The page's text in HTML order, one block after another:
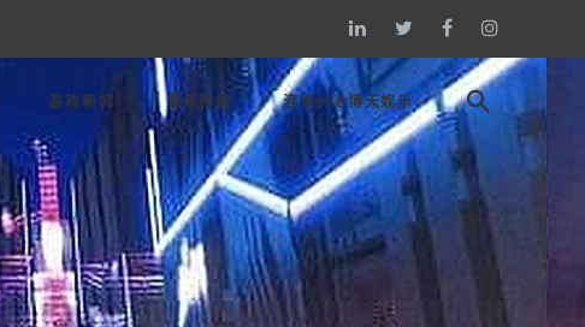
游戏新闻 服务种类 咨询918博天娱乐